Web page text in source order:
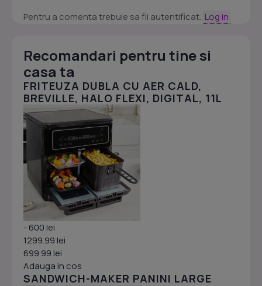
Pentru a comenta trebuie sa fii autentificat. Log in
Recomandari pentru tine si
casa ta
FRITEUZA DUBLA CU AER CALD,
BREVILLE, HALO FLEXI, DIGITAL, 11L
- 600 lei
1299.99 lei
699.99 lei
Adauga in cos
SANDWICH-MAKER PANINI LARGE